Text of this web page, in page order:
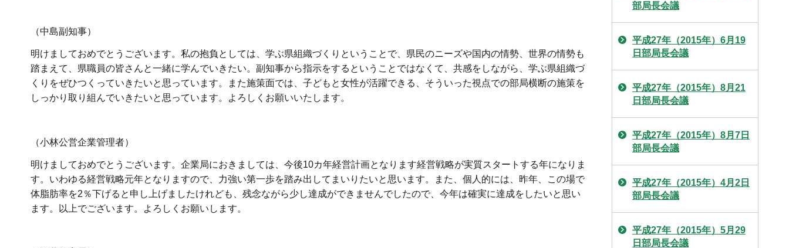
（中島副知事）
明けましておめでとうございます。私の抱負としては、学ぶ県組織づくりということで、県民のニーズや国内の情勢、世界の情勢も
踏まえて、県職員の皆さんと一緒に学んでいきたい。副知事から指示をするということではなくて、共感をしながら、学ぶ県組織づ
くりをぜひつくっていきたいと思っています。また施策面では、子どもと女性が活躍できる、そういった視点での部局横断の施策を
しっかり取り組んでいきたいと思っています。よろしくお願いいたします。
（小林公営企業管理者）
明けましておめでとうございます。企業局におきましては、今後10カ年経営計画となります経営戦略が実質スタートする年になりま
す。いわゆる経営戦略元年となりますので、力強い第一歩を踏み出してまいりたいと思います。また、個人的には、昨年、この場で
体脂肪率を2％下げると申し上げましたけれども、残念ながら少し達成ができませんでしたので、今年は確実に達成をしたいと思い
ます。以上でございます。よろしくお願いします。
部局長会議
平成27年（2015年）6月19
日部局長会議
平成27年（2015年）8月21
日部局長会議
平成27年（2015年）8月7日
部局長会議
平成27年（2015年）4月2日
部局長会議
平成27年（2015年）5月29
日部局長会議